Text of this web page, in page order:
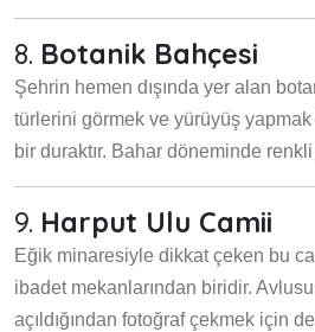
8. Botanik Bahçesi
Şehrin hemen dışında yer alan
türlerini görmek ve yürüyüş
bir duraktır. Bahar döneminde
9. Harput Ulu Camii
Eğik minaresiyle dikkat çeken bu
ibadet mekanlarından biridir.
açıldığından fotoğraf çekmek için